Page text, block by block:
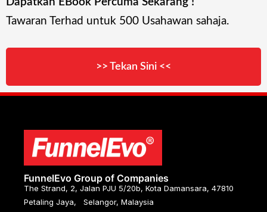
Tawaran Terhad untuk 500 Usahawan sahaja.
>> Tekan Sini <<
FunnelEvo Group of Companies
The Strand, 2, Jalan PJU 5/20b, Kota Damansara, 47810
Petaling Jaya, Selangor, Malaysia